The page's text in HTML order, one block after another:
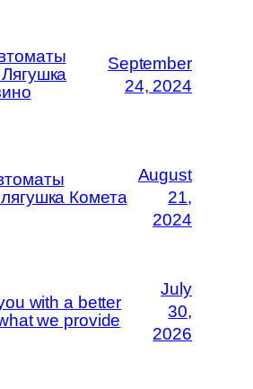
September
24, 2024
Комета
August
21,
2024
with a better
we provide
July
30,
2026